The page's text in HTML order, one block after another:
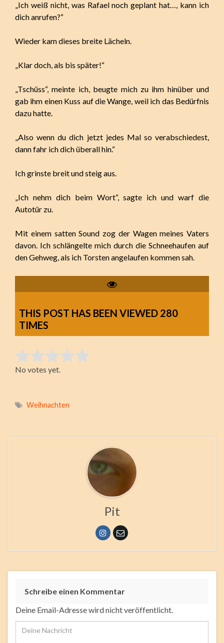
„Ich weiß nicht, was Rafael noch geplant hat…, kann ich
dich anrufen?“
Wieder kam dieses breite Lächeln.
„Klar doch, als bis später!“
„Tschüss“, meinte ich, beugte mich zu ihm hinüber und
gab ihm einen Kuss auf die Wange, weil ich das Bedürfnis
dazu hatte.
„Also wenn du dich jetzt jedes Mal so verabschiedest,
dann fahr ich dich überall hin.“
Ich grinste breit und steig aus.
„Ich nehm dich beim Wort“, sagte ich und warf die
Autotür zu.
Mit einem satten Sound zog der Wagen meines Vaters
davon. Ich schlängelte mich durch die Schneehaufen auf
den Gehweg, als ich Torsten angelaufen kommen sah.
THIS POST HAS BEEN VIEWED 280
TIMES
Rate this item:
Submit Rating
No votes yet.
Weihnachten
Pit
Schreibe einen Kommentar
Deine Email-Adresse wird nicht veröffentlicht.